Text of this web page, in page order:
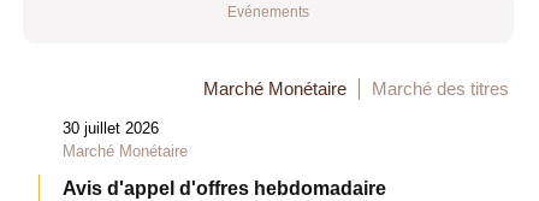
Evénements
Marché Monétaire Marché des titres
30 juillet 2026
Marché Monétaire
Avis d'appel d'offres hebdomadaire